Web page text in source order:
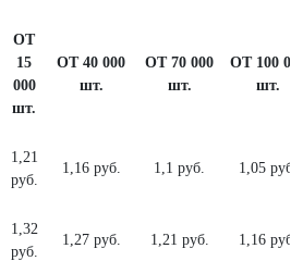
ОТ
15
000
шт.
ОТ 40 000
шт.
ОТ 70 000
шт.
ОТ 100
шт.
1,21
руб.
1,16 руб. 1,1 руб. 1,05 руб.
1,32
руб.
1,27 руб. 1,21 руб. 1,16 руб.